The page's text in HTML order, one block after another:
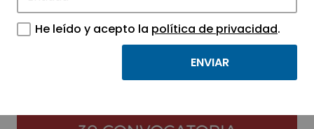
PREMIOS REY JAIME I
He leído y acepto la política de privacidad.